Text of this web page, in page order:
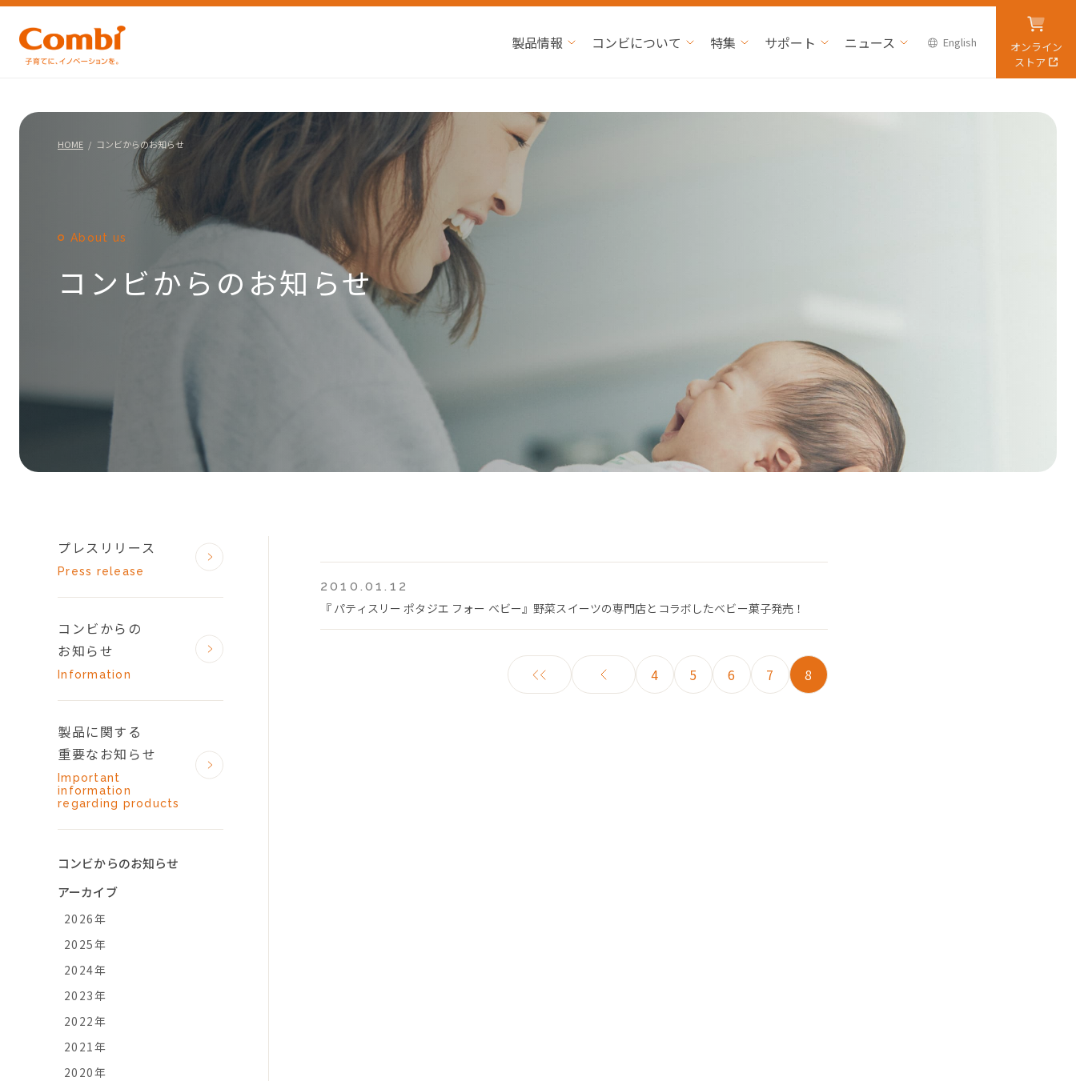
製品情報 コンビについて 特集 サポート ニュース English
オンライン
ストア
HOME コンビからのお知らせ
About us
コンビからのお知らせ
2010.01.12
『 パティスリー ポタジエ フォー ベビー』野菜スイーツの専門店とコラボしたベビー菓子発売！
4 5 6 7 8
プレスリリース
Press release
コンビからの
お知らせ
Information
製品に関する
重要なお知らせ
Important
information
regarding products
コンビからのお知らせ
アーカイブ
2026年
2025年
2024年
2023年
2022年
2021年
2020年